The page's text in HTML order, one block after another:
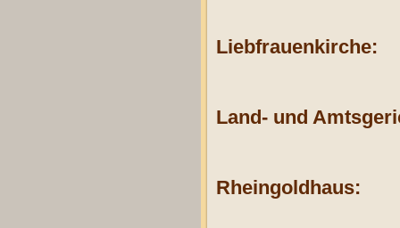
Liebfrauenkirche:
Land- und
Rheingoldhaus: